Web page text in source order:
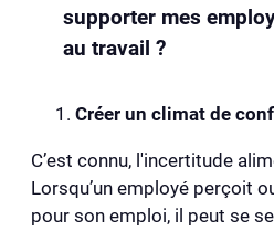
supporter mes
au travail ?
Créer un climat de
C’est connu, l'incertitude
Lorsqu’un employé perçoit
pour son emploi, il peut se